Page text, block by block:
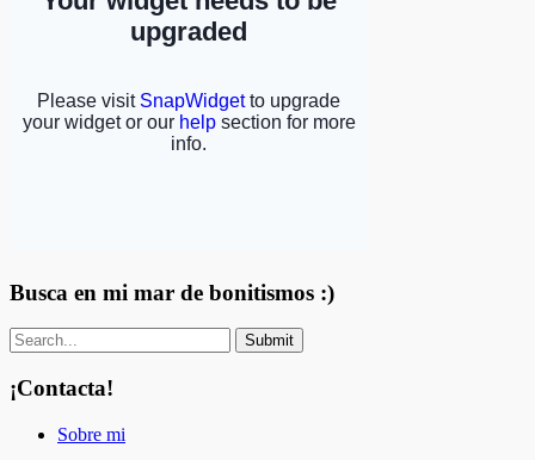
Busca en mi mar de bonitismos :)
¡Contacta!
Sobre mi